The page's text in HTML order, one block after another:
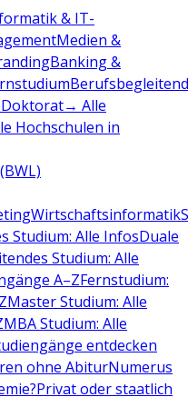
& IT-
Medien &
Banking &
Berufsbegleitend
Doktorat→ Alle
Hochschulen in
Wirtschaftsinformatik
Studium: Alle InfosDuale
Studium: Alle
A–ZFernstudium:
Master Studium: Alle
MBA Studium: Alle
entdecken
ohne AbiturNumerus
Privat oder staatlich